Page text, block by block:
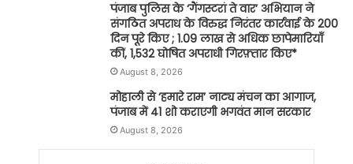
पंजाब पुलिस के ‘गैंगस्टरां ते वार’ अभियान ने
संगठित अपराध के विरुद्ध निरंतर कार्रवाई के 200
दिन पूरे किए ; 1.09 लाख से अधिक छापेमारियाँ
कीं, 1,532 घोषित अपराधी गिरफ़्तार किए*
August 8, 2026
मोहाली से ‘हमारे राम’ नाट्य मंचन का आगाज,
पंजाब में 41 शो कराएगी भगवंत मान सरकार
August 8, 2026